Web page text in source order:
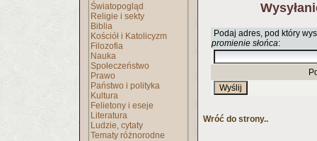
Światopogląd
Religie i sekty
Biblia
Kościół i Katolicyzm
Filozofia
Nauka
Społeczeństwo
Prawo
Państwo i polityka
Kultura
Felietony i eseje
Literatura
Ludzie, cytaty
Tematy różnorodne
Podaj adres, pod który
promienie słońca:
Wróć do strony..